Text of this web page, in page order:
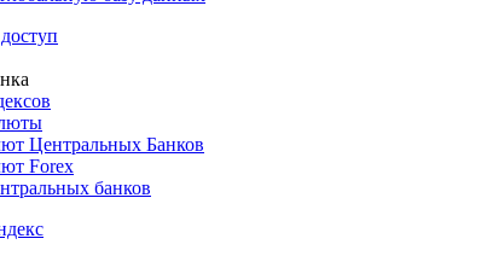
7-дневный
Центральных Банков
Forex